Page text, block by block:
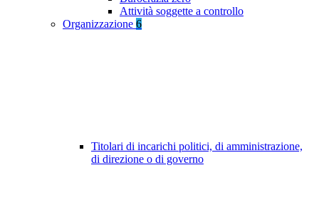
Attività soggette a controllo
Organizzazione 6
Titolari di incarichi politici, di amministrazione,
di direzione o di governo